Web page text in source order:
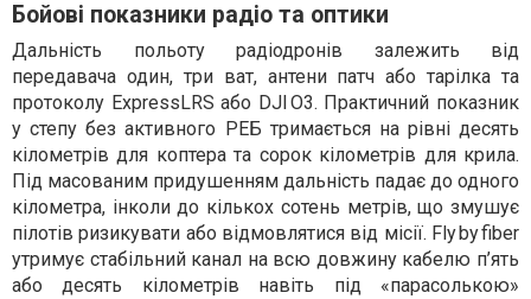
Бойові показники радіо та оптики
Дальність польоту радіодронів залежить від
передавача один, три ват, антени патч або тарілка та
протоколу ExpressLRS або DJI O3. Практичний показник
у степу без активного РЕБ тримається на рівні десять
кілометрів для коптера та сорок кілометрів для крила.
Під масованим придушенням дальність падає до одного
кілометра, інколи до кількох сотень метрів, що змушує
пілотів ризикувати або відмовлятися від місії. Fly by fiber
утримує стабільний канал на всю довжину кабелю п’ять
або десять кілометрів навіть під «парасолькою»